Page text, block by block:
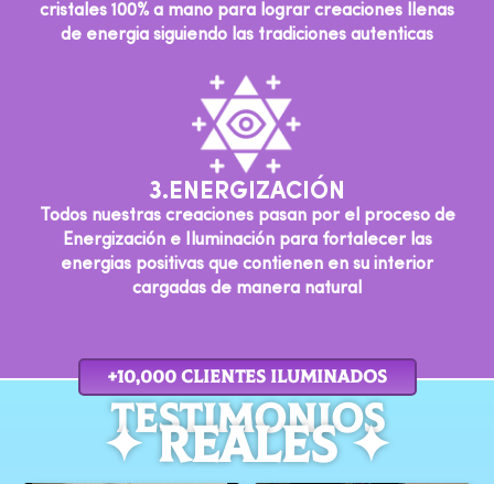
cristales 100% a mano para lograr creaciones llenas
de energia siguiendo las tradiciones autenticas
3.ENERGIZACIÓN
Todos nuestras creaciones pasan por el proceso de
Energización e Iluminación para fortalecer las
energias positivas que contienen en su interior
cargadas de manera natural
+10,000 cLIENTES ILUMINADOS
TESTIMOnIOS
✦ REALES ✦